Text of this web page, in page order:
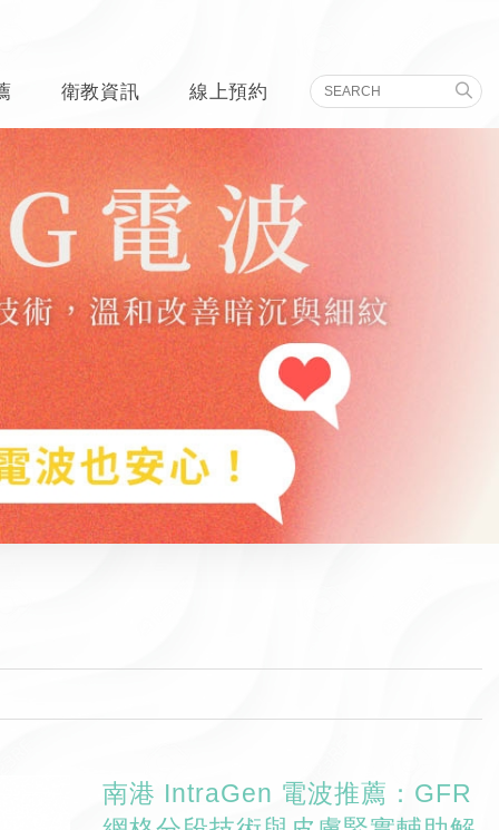
衛教資訊 線上預約
南港 IntraGen 電波推薦：GFR